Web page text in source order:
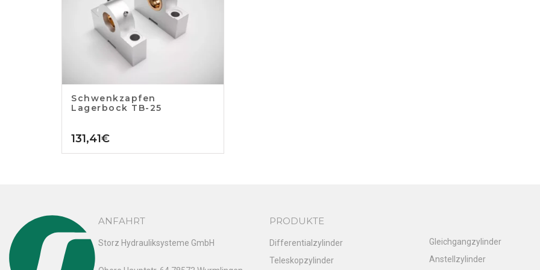
Schwenkzapfen
Lagerbock TB-25
131,41€
ANFAHRT
Storz Hydrauliksysteme GmbH
PRODUKTE
Differentialzylinder
Teleskopzylinder
Gleichgangzylinder
Anstellzylinder